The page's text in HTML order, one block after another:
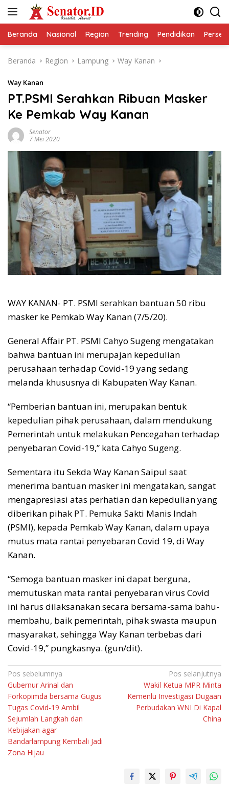
Beranda Nasional Region Trending Pendidikan
Beranda Region Lampung Way Kanan
Way Kanan
PT.PSMI Serahkan Ribuan Masker
Ke Pemkab Way Kanan
Senator
7 Mei 2020
WAY KANAN- PT. PSMI serahkan bantuan 50 ribu
masker ke Pemkab Way Kanan (7/5/20).
General Affair PT. PSMI Cahyo Sugeng mengatakan
bahwa bantuan ini merupajan kepedulian
perusahaan terhadap Covid-19 yang sedang
melanda khususnya di Kabupaten Way Kanan.
“Pemberian bantuan ini, merupakan bentuk
kepedulian pihak perusahaan, dalam mendukung
Pemerintah untuk melakukan Pencegahan terhadap
penyebaran Covid-19,” kata Cahyo Sugeng.
Sementara itu Sekda Way Kanan Saipul saat
menerima bantuan masker ini mengatakan, sangat
mengapresiasi atas perhatian dan kepedulian yang
diberikan pihak PT. Pemuka Sakti Manis Indah
(PSMI), kepada Pemkab Way Kanan, dalam upaya
mutus mata rantai penyebaran Covid 19, di Way
Kanan.
“Semoga bantuan masker ini dapat berguna,
memutuskan mata rantai penyebaran virus Covid
ini harus dilaksanakan secara bersama-sama bahu-
membahu, baik pemerintah, pihak swasta maupun
masyarakat, sehingga Way Kanan terbebas dari
Covid-19,” pungkasnya. (gun/dit).
Navigasi
pos
Pos sebelumnya
Gubernur Arinal dan
Forkopimda bersama Gugus
Tugas Covid-19 Ambil
Sejumlah Langkah dan
Kebijakan agar
Bandarlampung Kembali Jadi
Zona Hijau
Pos selanjutnya
Wakil Ketua MPR Minta
Kemenlu Investigasi Dugaan
Perbudakan WNI Di Kapal
China